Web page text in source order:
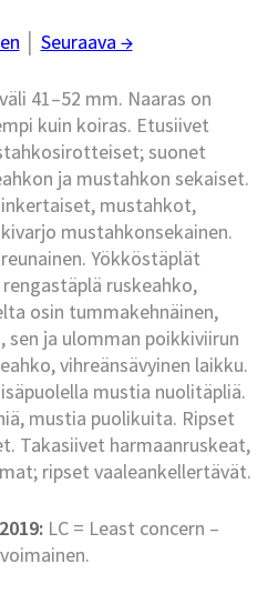
Seuraava →
41–52 mm. Naaras on
kuin koiras. Etusiivet
suonet
ja mustahkon sekaiset.
mustahkot,
mustahkonsekainen.
Yökköstäplät
ruskeahko,
osin tummakehnäinen,
sen ja ulomman poikkiviirun
vihreänsävyinen laikku.
mustia nuolitäpliä.
mustia puolikuita. Ripset
Takasiivet harmaanruskeat,
ripset vaaleankellertävät.
LC = Least concern –